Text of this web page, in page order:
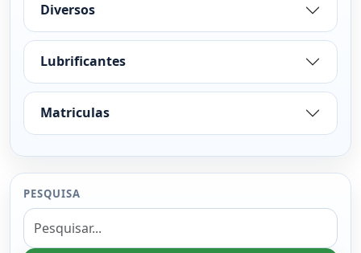
Diversos
Lubrificantes
Matriculas
PESQUISA